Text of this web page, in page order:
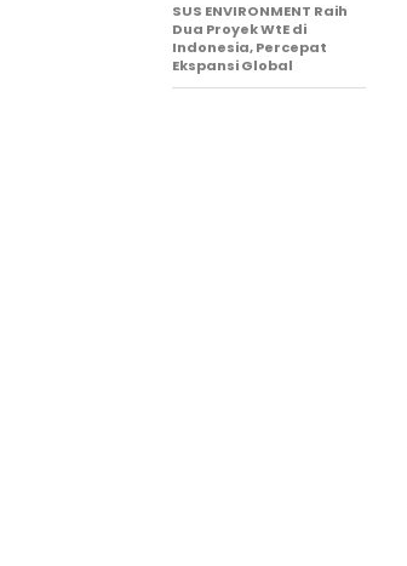
SUS ENVIRONMENT Raih
Dua Proyek WtE di
Indonesia, Percepat
Ekspansi Global